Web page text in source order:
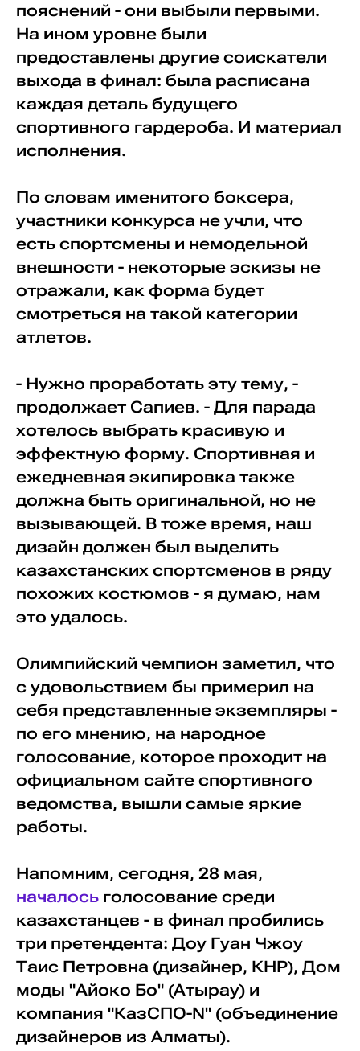
пояснений - они выбыли первыми.
На ином уровне были
предоставлены другие соискатели
выхода в финал: была расписана
каждая деталь будущего
спортивного гардероба. И материал
исполнения.
По словам именитого боксера,
участники конкурса не учли, что
есть спортсмены и немодельной
внешности - некоторые эскизы не
отражали, как форма будет
смотреться на такой категории
атлетов.
- Нужно проработать эту тему, -
продолжает Сапиев. - Для парада
хотелось выбрать красивую и
эффектную форму. Спортивная и
ежедневная экипировка также
должна быть оригинальной, но не
вызывающей. В тоже время, наш
дизайн должен был выделить
казахстанских спортсменов в ряду
похожих костюмов - я думаю, нам
это удалось.
Олимпийский чемпион заметил, что
с удовольствием бы примерил на
себя представленные экземпляры -
по его мнению, на народное
голосование, которое проходит на
официальном сайте спортивного
ведомства, вышли самые яркие
работы.
Напомним, сегодня, 28 мая,
началосьголосование среди
казахстанцев - в финал пробились
три претендента: Доу Гуан Чжоу
Таис Петровна (дизайнер, КНР), Дом
моды "Айоко Бо" (Атырау) и
компания "КазСПО-N" (объединение
дизайнеров из Алматы).